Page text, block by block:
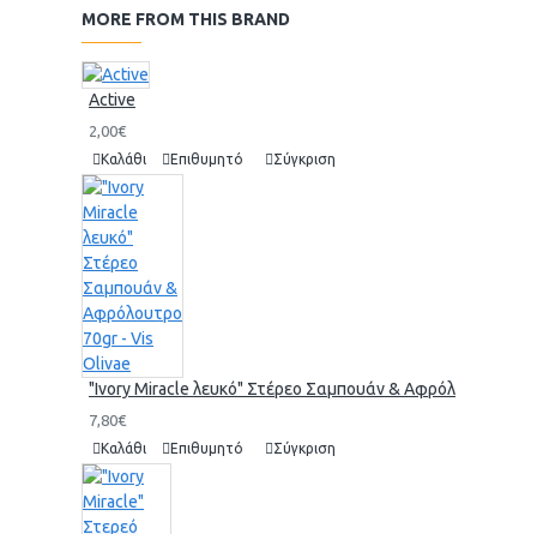
MORE FROM THIS BRAND
Active
2,00€
Καλάθι Επιθυμητό Σύγκριση
"Ivory Miracle λευκό" Στέρεο Σαμπουάν & Αφρόλουτρο
7,80€
Καλάθι Επιθυμητό Σύγκριση